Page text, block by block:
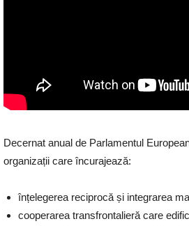
Decernat anual de Parlamentul
organizații care încurajează:
înțelegerea reciprocă și integrarea
cooperarea transfrontalieră care